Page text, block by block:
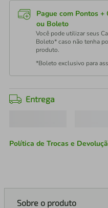
Pague com Pontos
ou Boleto
Você pode utilizar seus
Boleto* caso não tenha
produto.
*Boleto exclusivo para
Entrega
Política de Trocas e
Sobre o produto